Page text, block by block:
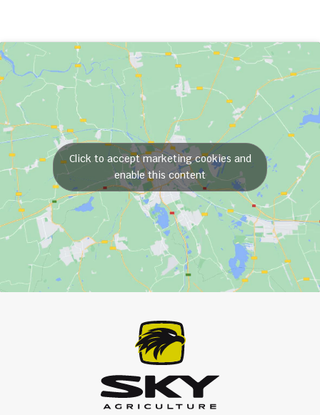
Click to accept marketing cookies and
enable this content